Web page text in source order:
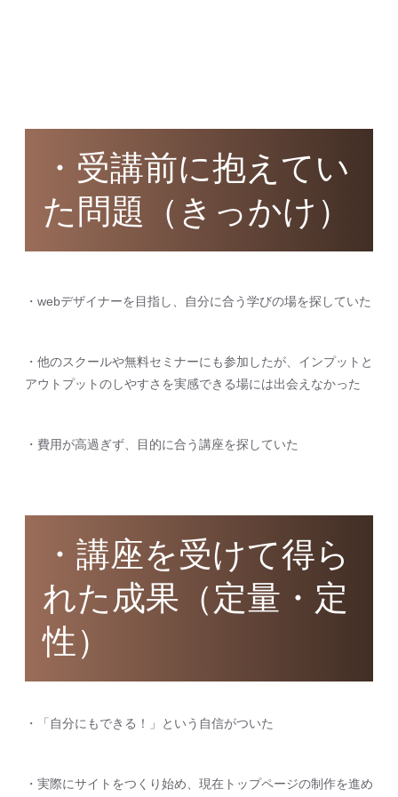
・受講前に抱えてい
た問題（きっかけ）
・webデザイナーを目指し、自分に合う学びの場を探していた
・他のスクールや無料セミナーにも参加したが、インプットと
アウトプットのしやすさを実感できる場には出会えなかった
・費用が高過ぎず、目的に合う講座を探していた
・講座を受けて得ら
れた成果（定量・定
性）
・「自分にもできる！」という自信がついた
・実際にサイトをつくり始め、現在トップページの制作を進め